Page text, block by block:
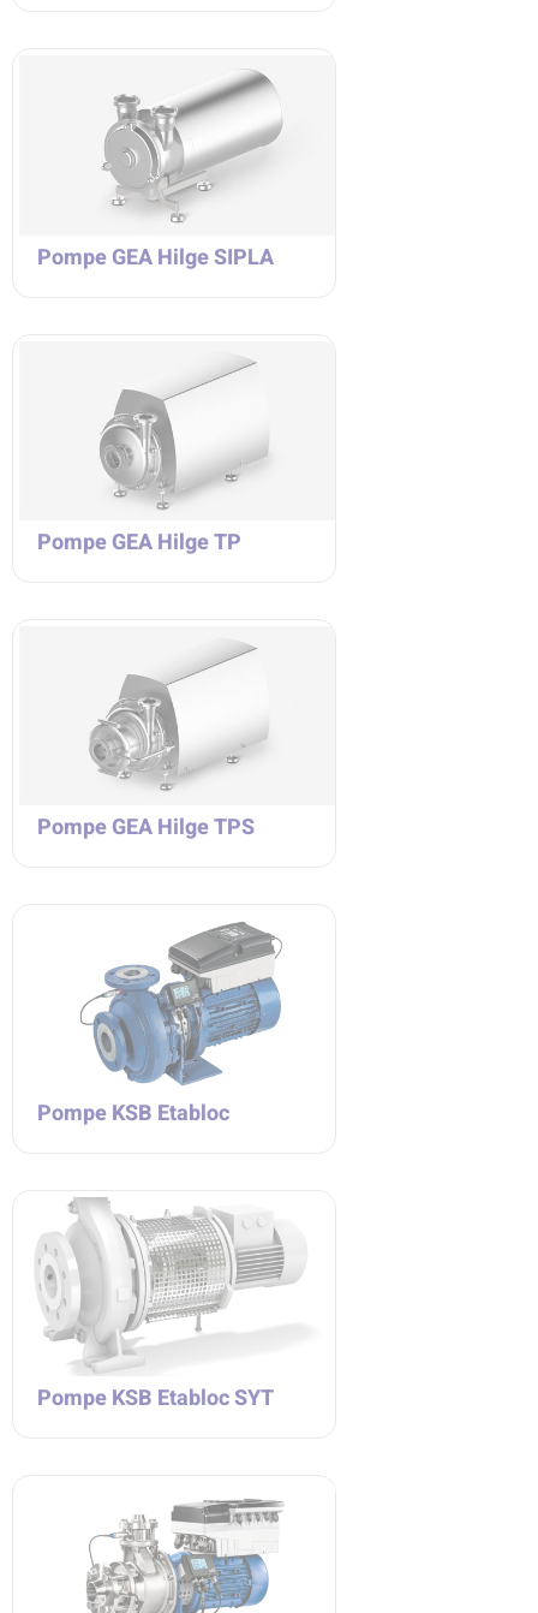
Pompe GEA Hilge SIPLA
Pompe GEA Hilge TP
Pompe GEA Hilge TPS
Pompe KSB Etabloc
Pompe KSB Etabloc SYT